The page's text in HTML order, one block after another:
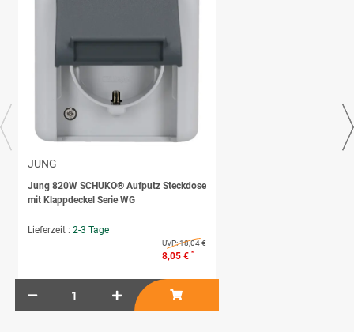
JUNG
Jung 820W SCHUKO® Aufputz Steckdose
mit Klappdeckel Serie WG
Lieferzeit : 2-3 Tage
UVP:18,04 €
8,05 € *